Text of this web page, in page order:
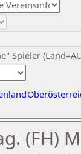
Spieler
(FH)